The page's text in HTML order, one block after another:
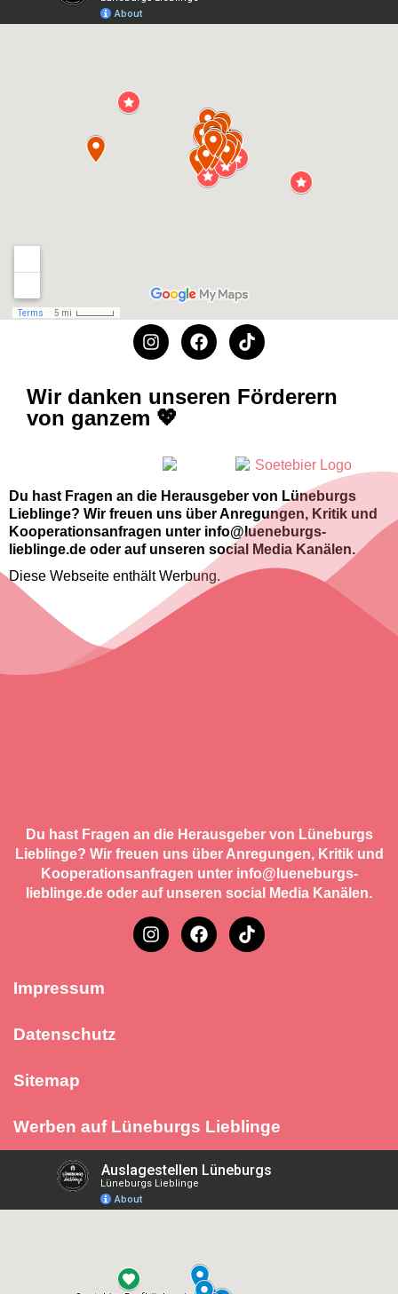
Wir danken unseren Förderern
von ganzem 💖
Du hast Fragen an die Herausgeber von Lüneburgs
Lieblinge? Wir freuen uns über Anregungen, Kritik und
Kooperationsanfragen unter info@lueneburgs-
lieblinge.de oder auf unseren social Media Kanälen.
Diese Webseite enthält Werbung.
Du hast Fragen an die Herausgeber von Lüneburgs
Lieblinge? Wir freuen uns über Anregungen, Kritik und
Kooperationsanfragen unter info@lueneburgs-
lieblinge.de oder auf unseren social Media Kanälen.
Impressum
Datenschutz
Sitemap
Werben auf Lüneburgs Lieblinge